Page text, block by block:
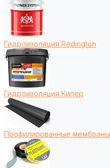
Гидроизоляция Redington
Гидроизоляция Кипер
Профилированные мембраны